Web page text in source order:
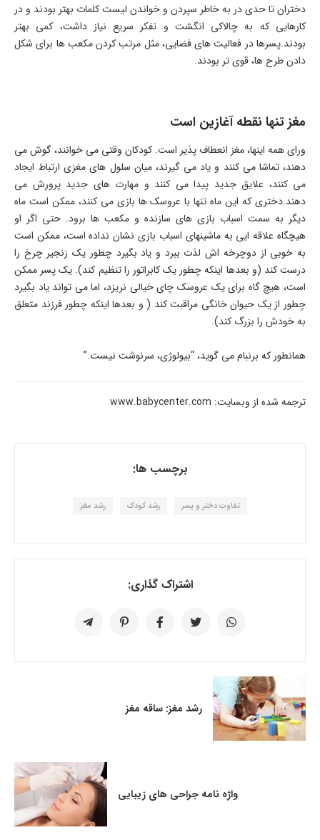
دختران تا حدی در به خاطر سپردن و خواندن لیست کلمات بهتر بودند و در
کارهایی که به چالاکی انگشت و تفکر سریع نیاز داشت، کمی بهتر
بودند.پسرها در فعالیت های فضایی، مثل مرتب کردن مکعب ها برای شکل
دادن طرح ها، قوی تر بودند.
مغز تنها نقطه آغازین است
ورای همه اینها، مغز انعطاف پذیر است. کودکان وقتی می خوانند، گوش می
دهند، تماشا می کنند و یاد می گیرند، میان سلول های مغزی ارتباط ایجاد
می کنند، علایق جدید پیدا می کنند و مهارت های جدید پرورش می
دهند.دختری که این ماه تنها با عروسک ها بازی می کنند، ممکن است ماه
دیگر به سمت اسباب بازی های سازنده و مکعب ها برود. حتی اگر او
هیچگاه علاقه ایی به ماشینهای اسباب بازی نشان نداده است، ممکن است
به خوبی از دوچرخه اش لذت ببرد و یاد بگیرد چطور یک زنجیر چرخ را
درست کند (و بعدها اینکه چطور یک کابراتور را تنظیم کند). یک پسر ممکن
است، هیچ گاه برای یک عروسک چای خیالی نریزد، اما می تواند یاد بگیرد
چطور از یک حیوان خانگی مراقبت کند ( و بعدها اینکه چطور فرزند متعلق
به خودش را بزرگ کند).
همانطور که برنبام می گوید، “بیولوژی، سرنوشت نیست.”
ترجمه شده از وبسایت: www.babycenter.com
برچسب ها:
تفاوت دختر و پسر رشد کودک رشد مغز
اشتراک گذاری:
رشد مغز: ساقه مغز
واژه نامه جراحی های زیبایی